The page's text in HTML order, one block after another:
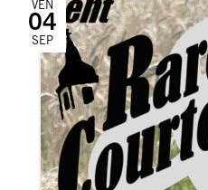
VEN
04
SEP